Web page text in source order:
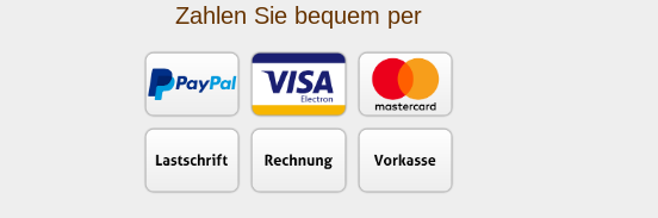
Zahlen Sie bequem per